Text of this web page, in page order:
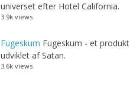
universet efter Hotel California.
3.9k views
Fugeskum Fugeskum - et produkt
udviklet af Satan.
3.6k views